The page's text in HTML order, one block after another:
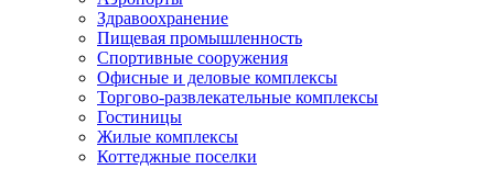
Здравоохранение
Пищевая промышленность
Спортивные сооружения
Офисные и деловые комплексы
Торгово-развлекательные комплексы
Гостиницы
Жилые комплексы
Коттеджные поселки